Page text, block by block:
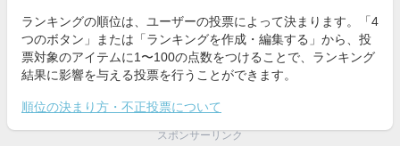
ランキングの順位は、ユーザーの投票によって決まります。「4
つのボタン」または「ランキングを作成・編集する」から、投
票対象のアイテムに1〜100の点数をつけることで、ランキング
結果に影響を与える投票を行うことができます。
順位の決まり方・不正投票について
スポンサーリンク